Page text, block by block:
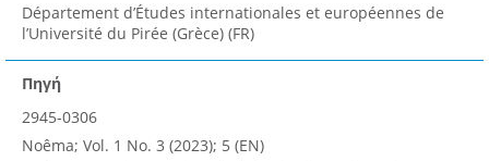
Département d’Études internationales et européennes de
l’Université du Pirée (Grèce) (FR)
Πηγή
2945-0306
Noêma; Vol. 1 No. 3 (2023); 5 (EN)